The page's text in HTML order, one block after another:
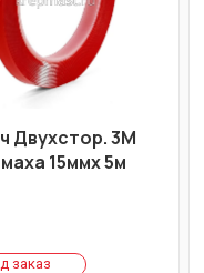
Двухстор. 3М
15ммх 5м
заказ